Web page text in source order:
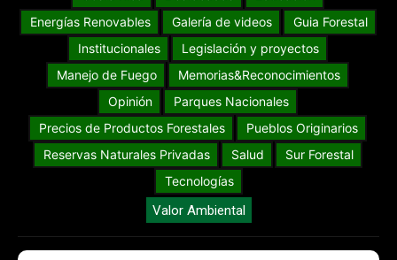
Energías Renovables
Galería de videos
Guia Forestal
Institucionales
Legislación y proyectos
Manejo de Fuego
Memorias&Reconocimientos
Opinión
Parques Nacionales
Precios de Productos Forestales
Pueblos Originarios
Reservas Naturales Privadas
Salud
Sur Forestal
Tecnologías
Valor Ambiental